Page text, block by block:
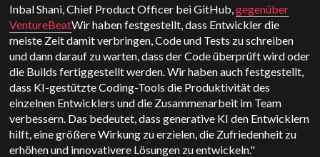
Inbal Shani, Chief Product Officer bei GitHub,gegenüber
VentureBeatWir haben festgestellt, dass Entwickler die
meiste Zeit damit verbringen, Code und Tests zu schreiben
und dann darauf zu warten, dass der Code überprüft wird oder
die Builds fertiggestellt werden. Wir haben auch festgestellt,
dass KI-gestützte Coding-Tools die Produktivität des
einzelnen Entwicklers und die Zusammenarbeit im Team
verbessern. Das bedeutet, dass generative KI den Entwicklern
hilft, eine größere Wirkung zu erzielen, die Zufriedenheit zu
erhöhen und innovativere Lösungen zu entwickeln."